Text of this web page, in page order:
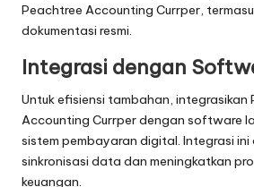
Peachtree Accounting Currper,
dokumentasi resmi.
Integrasi dengan
Untuk efisiensi tambahan, integrasikan
Accounting Currper dengan software
sistem pembayaran digital. Integrasi ini
sinkronisasi data dan meningkatkan
keuangan.